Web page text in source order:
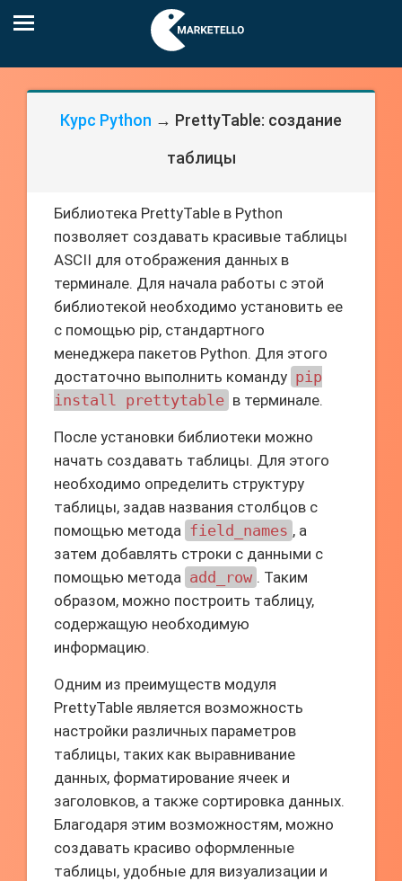
Курс Python → PrettyTable: создание
таблицы
Библиотека PrettyTable в Python
позволяет создавать красивые таблицы
ASCII для отображения данных в
терминале. Для начала работы с этой
библиотекой необходимо установить ее
с помощью pip, стандартного
менеджера пакетов Python. Для этого
достаточно выполнить команду pip
install prettytable в терминале.
После установки библиотеки можно
начать создавать таблицы. Для этого
необходимо определить структуру
таблицы, задав названия столбцов с
помощью метода field_names , а
затем добавлять строки с данными с
помощью метода add_row . Таким
образом, можно построить таблицу,
содержащую необходимую
информацию.
Одним из преимуществ модуля
PrettyTable является возможность
настройки различных параметров
таблицы, таких как выравнивание
данных, форматирование ячеек и
заголовков, а также сортировка данных.
Благодаря этим возможностям, можно
создавать красиво оформленные
таблицы, удобные для визуализации и